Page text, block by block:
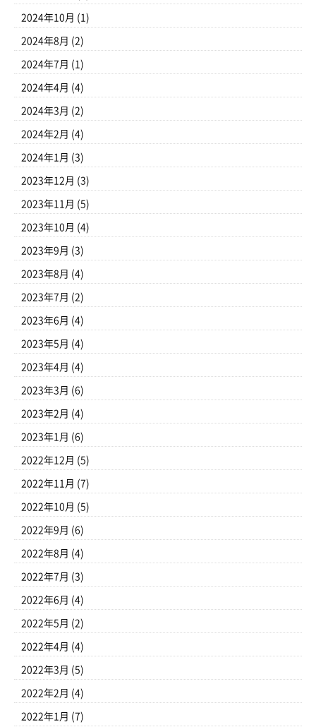
2024年10月 (1)
2024年8月 (2)
2024年7月 (1)
2024年4月 (4)
2024年3月 (2)
2024年2月 (4)
2024年1月 (3)
2023年12月 (3)
2023年11月 (5)
2023年10月 (4)
2023年9月 (3)
2023年8月 (4)
2023年7月 (2)
2023年6月 (4)
2023年5月 (4)
2023年4月 (4)
2023年3月 (6)
2023年2月 (4)
2023年1月 (6)
2022年12月 (5)
2022年11月 (7)
2022年10月 (5)
2022年9月 (6)
2022年8月 (4)
2022年7月 (3)
2022年6月 (4)
2022年5月 (2)
2022年4月 (4)
2022年3月 (5)
2022年2月 (4)
2022年1月 (7)